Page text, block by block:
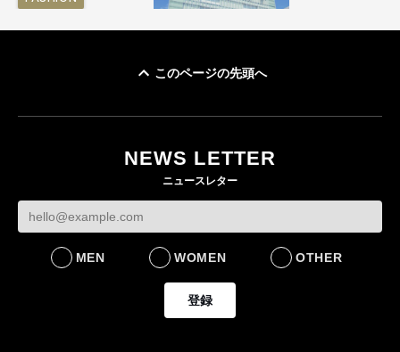
FASHION
このページの先頭へ
NEWS LETTER
ニュースレター
MEN WOMEN OTHER
登録